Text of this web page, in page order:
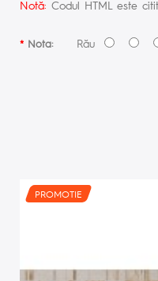
Notă: Codul HTML este
Nota:Rău
PROMOTIE